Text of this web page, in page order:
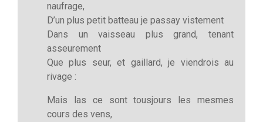
naufrage,
D’un plus petit batteau je passay vistement
Dans un vaisseau plus grand, tenant
asseurement
Que plus seur, et gaillard, je viendrois au
rivage :
Mais las ce sont tousjours les mesmes
cours des vens,